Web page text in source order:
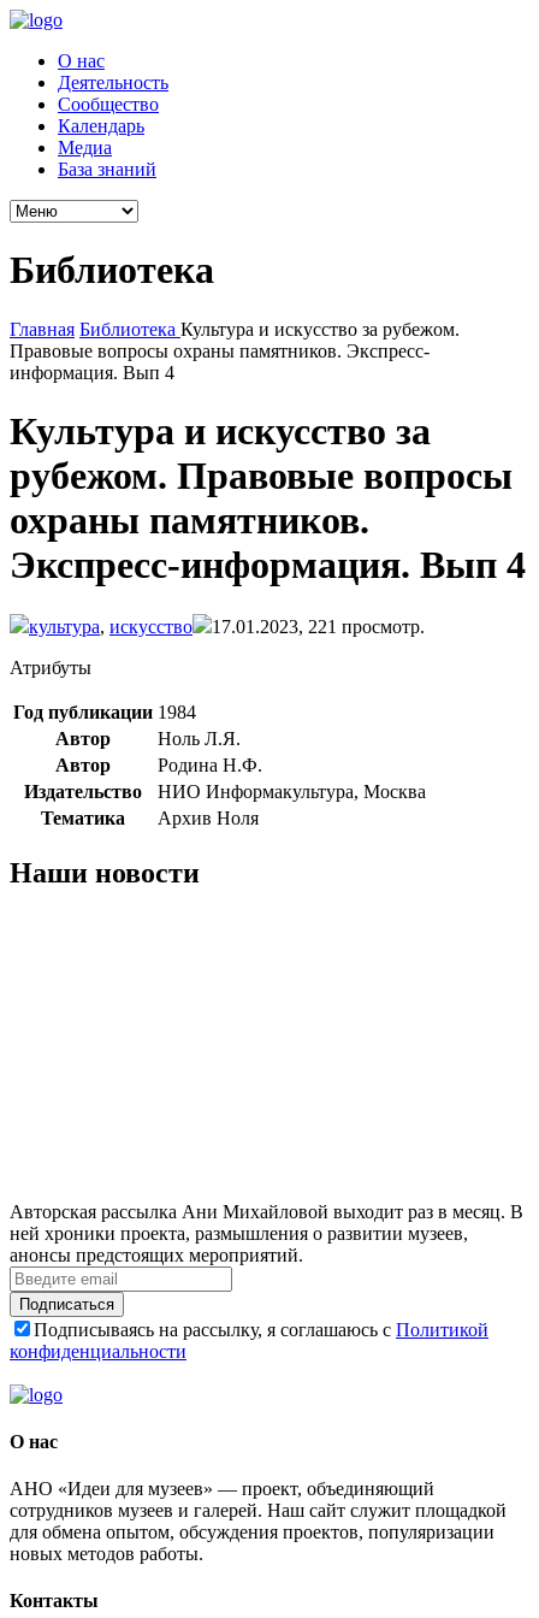
О нас
Деятельность
Сообщество
Календарь
Медиа
База знаний
Библиотека
Главная Библиотека Культура и искусство за рубежом.
Правовые вопросы охраны памятников. Экспресс-
информация. Вып 4
Культура и искусство за
рубежом. Правовые вопросы
охраны памятников.
Экспресс-информация. Вып 4
культура, искусство 17.01.2023, 221 просмотр.
Атрибуты
Год публикации 1984
Автор
Ноль Л.Я.
Автор
Родина Н.Ф.
Издательство
НИО Информакультура, Москва
Тематика
Архив Ноля
Наши новости
Авторская рассылка Ани Михайловой выходит раз в месяц. В
ней хроники проекта, размышления о развитии музеев,
анонсы предстоящих мероприятий.
Подписаться
Подписываясь на рассылку, я соглашаюсь с Политикой
конфиденциальности
О нас
АНО «Идеи для музеев» — проект, объединяющий
сотрудников музеев и галерей. Наш сайт служит площадкой
для обмена опытом, обсуждения проектов, популяризации
новых методов работы.
Контакты